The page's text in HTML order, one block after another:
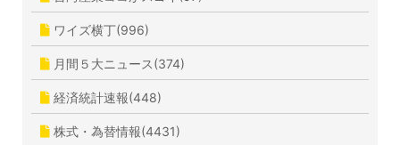
ワイズ横丁(996)
月間５大ニュース(374)
経済統計速報(448)
株式・為替情報(4431)